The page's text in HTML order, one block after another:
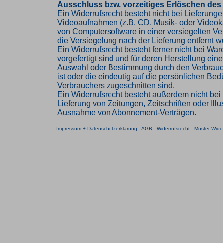
Ausschluss bzw. vorzeitiges Erlöschen
Ein Widerrufsrecht besteht nicht bei
Videoaufnahmen (z.B. CD, Musik- oder
von Computersoftware in einer versiegelten
die Versiegelung nach der Lieferung entfernt
Ein Widerrufsrecht besteht ferner nicht bei
vorgefertigt sind und für deren Herstellung
Auswahl oder Bestimmung durch den
ist oder die eindeutig auf die persönlichen
Verbrauchers zugeschnitten sind.
Ein Widerrufsrecht besteht außerdem nicht bei
Lieferung von Zeitungen, Zeitschriften oder
Ausnahme von Abonnement-Verträgen.
Impressum + Datenschutzerklärung -AGB - Widerrufsrecht - Muster-